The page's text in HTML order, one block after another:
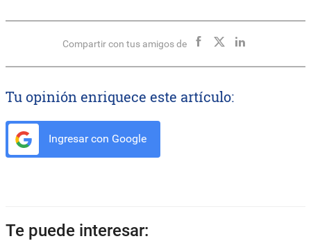
Compartir con tus amigos de
Tu opinión enriquece este artículo:
Ingresar con Google
Te puede interesar: